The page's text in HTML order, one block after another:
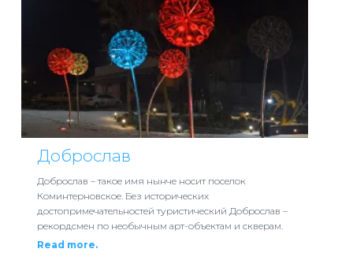
Доброслав
Доброслав – такое имя нынче носит поселок
Коминтерновское. Без исторических
достопримечательностей туристический Доброслав –
рекордсмен по необычным арт-объектам и скверам.
Read more.